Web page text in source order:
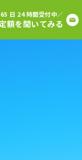
日 24 時間受付中／
額を聞いてみる